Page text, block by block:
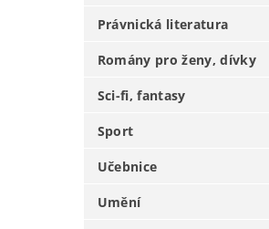
Právnická literatura
Romány pro ženy, dívky
Sci-fi, fantasy
Sport
Učebnice
Umění